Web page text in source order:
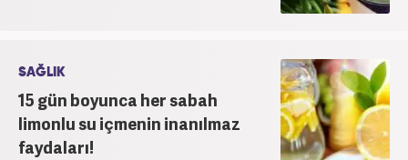
SAĞLIK
15 gün boyunca her sabah
limonlu su içmenin inanılmaz
faydaları!